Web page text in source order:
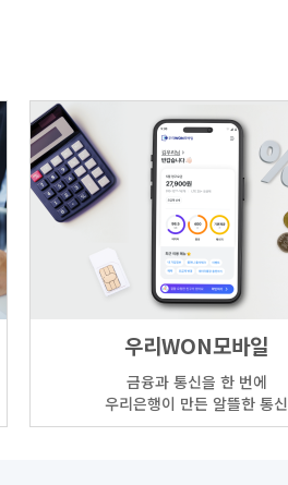
우리WON모바일
금융과 통신을 한 번에
우리은행이 만든 알뜰한 통신